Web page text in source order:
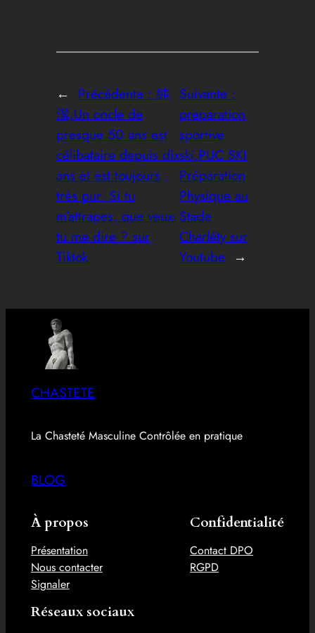
← Précédente : 純
潔,Un oncle de
presque 50 ans est
célibataire depuis dix
ans et est toujours
très pur. Si tu
m’attrapes, que veux-
tu me dire ? sur
Tiktok
Suivante :
preparation
sportive
ski,PUC SKI
Préparation
Physique au
Stade
Charléty sur
Youtube →
CHASTETE
La Chasteté Masculine Contrôlée en pratique
BLOG
À propos
Présentation
Nous contacter
Signaler
Confidentialité
Contact DPO
RGPD
Réseaux sociaux